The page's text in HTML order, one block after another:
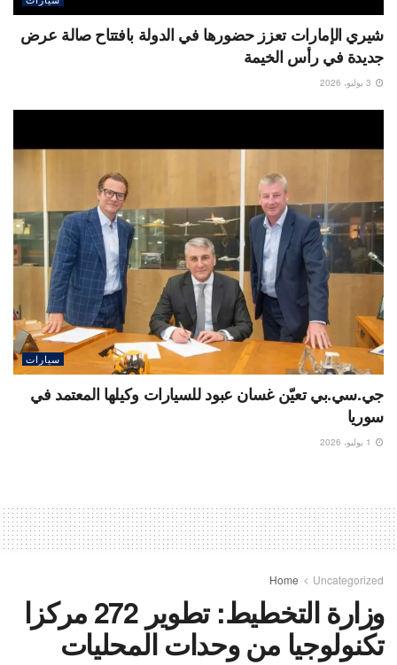
شيري الإمارات تعزز حضورها في الدولة بافتتاح صالة عرض
جديدة في رأس الخيمة
سيارات
جي.سي.بي تعيّن غسان عبود للسيارات وكيلها المعتمد في
سوريا
Home Uncategorized
وزارة التخطيط: تطوير 272 مركزا
تكنولوجيا من وحدات المحليات